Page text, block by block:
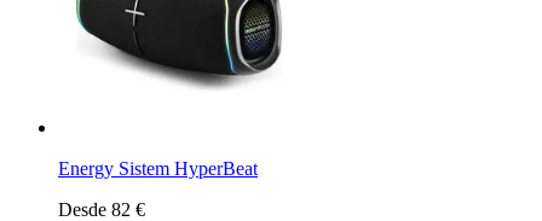
Energy Sistem HyperBeat
Desde 82 €